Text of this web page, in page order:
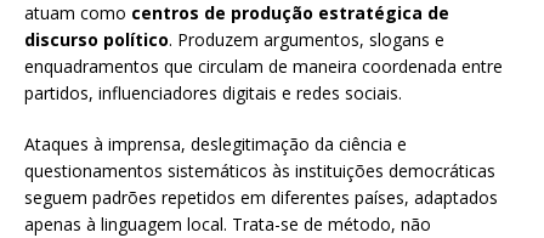
atuam como centros de produção estratégica de
discurso político. Produzem argumentos, slogans e
enquadramentos que circulam de maneira coordenada entre
partidos, influenciadores digitais e redes sociais.
Ataques à imprensa, deslegitimação da ciência e
questionamentos sistemáticos às instituições democráticas
seguem padrões repetidos em diferentes países, adaptados
apenas à linguagem local. Trata-se de método, não